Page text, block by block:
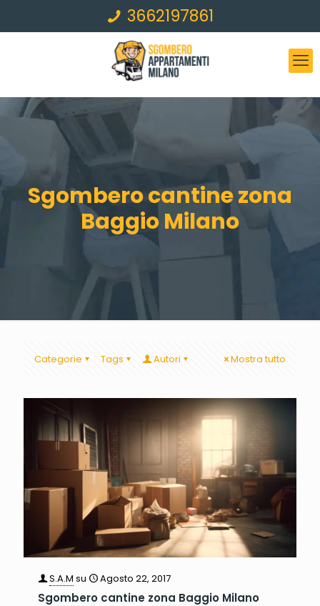
3662197861
Sgombero cantine zona
Baggio Milano
Categorie Tags Autori Mostra tutto
S.A.M su Agosto 22, 2017
Sgombero cantine zona Baggio Milano